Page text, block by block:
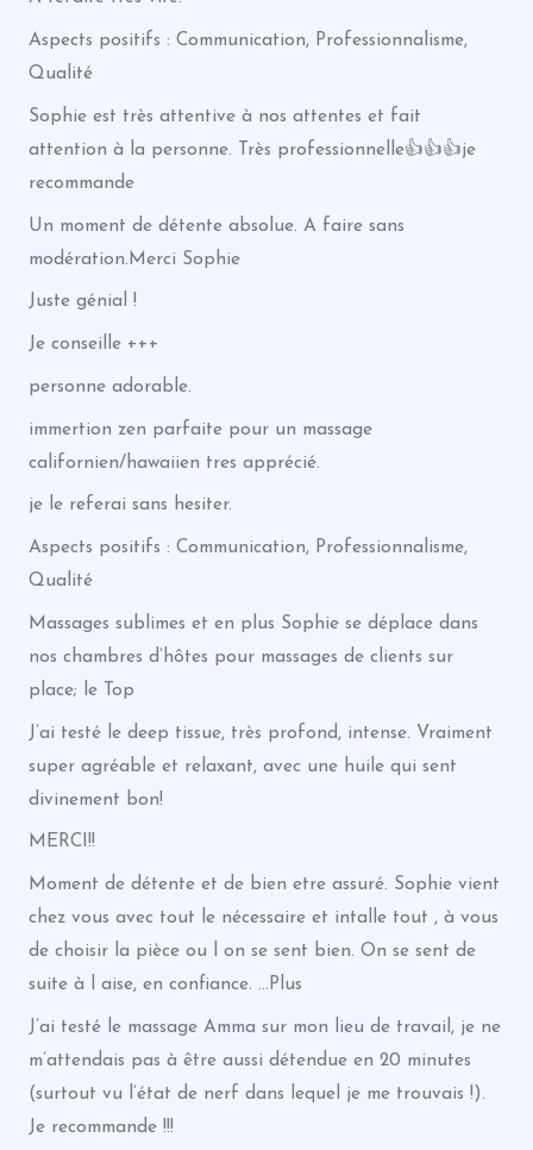
Aspects positifs : Communication, Professionnalisme,
Qualité
Sophie est très attentive à nos attentes et fait
attention à la personne. Très professionnelle👍👍👍je
recommande
Un moment de détente absolue. A faire sans
modération.Merci Sophie
Juste génial !
Je conseille +++
personne adorable.
immertion zen parfaite pour un massage
californien/hawaiien tres apprécié.
je le referai sans hesiter.
Aspects positifs : Communication, Professionnalisme,
Qualité
Massages sublimes et en plus Sophie se déplace dans
nos chambres d’hôtes pour massages de clients sur
place; le Top
J’ai testé le deep tissue, très profond, intense. Vraiment
super agréable et relaxant, avec une huile qui sent
divinement bon!
MERCI!!
Moment de détente et de bien etre assuré. Sophie vient
chez vous avec tout le nécessaire et intalle tout , à vous
de choisir la pièce ou l on se sent bien. On se sent de
suite à l aise, en confiance. …Plus
J’ai testé le massage Amma sur mon lieu de travail, je ne
m’attendais pas à être aussi détendue en 20 minutes
(surtout vu l’état de nerf dans lequel je me trouvais !).
Je recommande !!!